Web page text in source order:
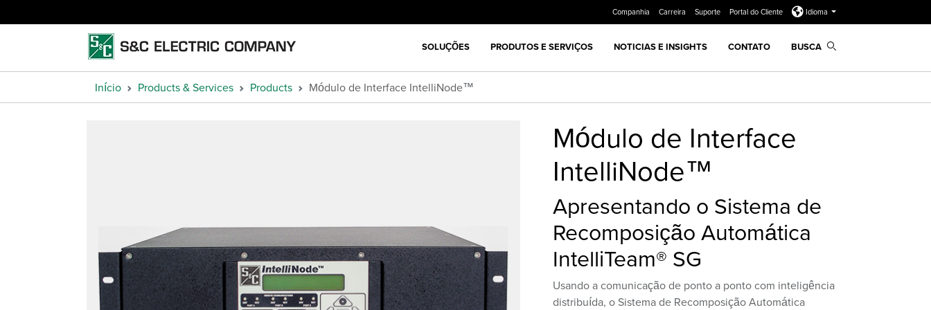
Companhia Carreira Suporte Portal do Cliente Idioma
SOLUÇÕES PRODUTOS E SERVIÇOS NOTICIAS E INSIGHTS CONTATO BUSCA
Início Products & Services Products Módulo de Interface IntelliNode™
Módulo de Interface
IntelliNode™
Apresentando o Sistema de
Recomposição Automática
IntelliTeam® SG
Usando a comunicação de ponto a ponto com inteligência
distribuída, o Sistema de Recomposição Automática